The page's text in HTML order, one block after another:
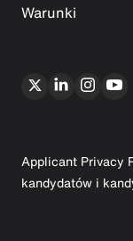
Warunki
Applicant Privacy
kandydatów i